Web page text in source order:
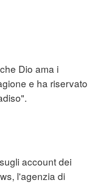
Dio ama i
e ha riservato
account dei
l'agenzia di